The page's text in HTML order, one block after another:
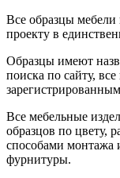
Все образцы
проекту в
Образцы имеют
поиска по сайту,
Все мебельные
образцов по цвету,
способами монтажа
фурнитуры.